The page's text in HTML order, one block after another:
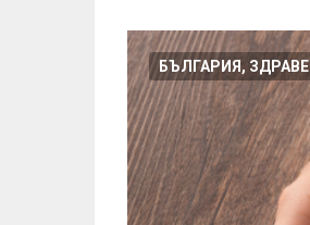
БЪЛГАРИЯ, ЗДРАВЕ